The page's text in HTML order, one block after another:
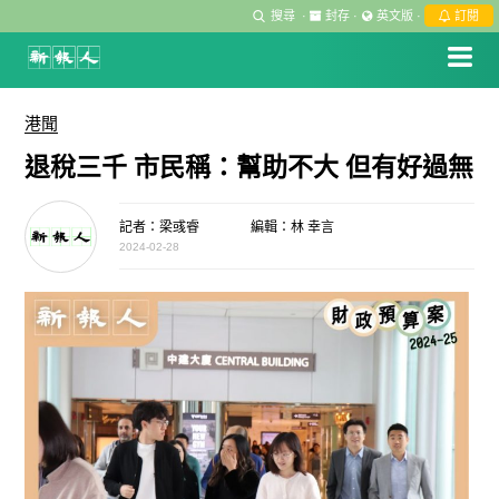
搜尋 · 封存 · 英文版 · 訂閱
港聞
退稅三千 市民稱：幫助不大 但有好過無
記者：梁彧睿 編輯：林 幸言
2024-02-28